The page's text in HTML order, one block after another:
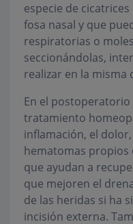
especie de
fosa nasal y que
respiratorias o
seccionándolas,
realizar en la misma
En el
tratamiento
inflamación, el
hematomas propios
que ayudan a
que mejoren el
de las heridas si ha
incisión externa.